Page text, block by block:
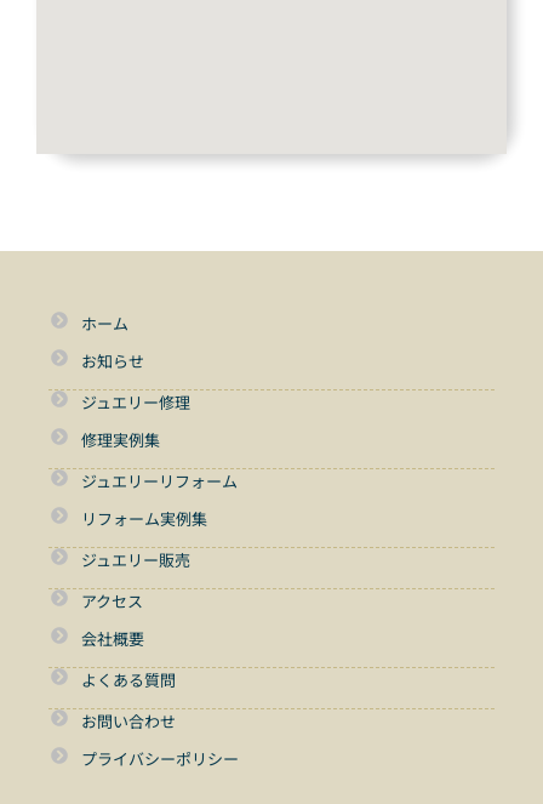
ホーム
お知らせ
ジュエリー修理
修理実例集
ジュエリーリフォーム
リフォーム実例集
ジュエリー販売
アクセス
会社概要
よくある質問
お問い合わせ
プライバシーポリシー